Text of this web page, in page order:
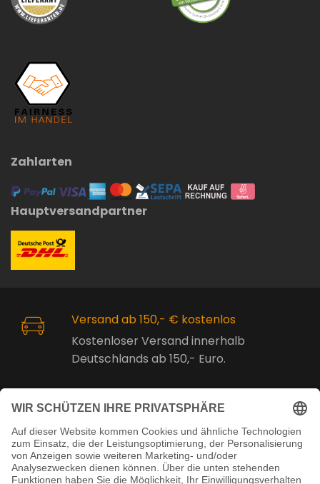
Zahlarten
Hauptversandpartner
Versand ab 150,- € kostenlos
Kostenloser Versand innerhalb
Deutschlands ab 150,- Euro.
Online Support
Kostenlose Beratung vor und nach
dem Kauf!